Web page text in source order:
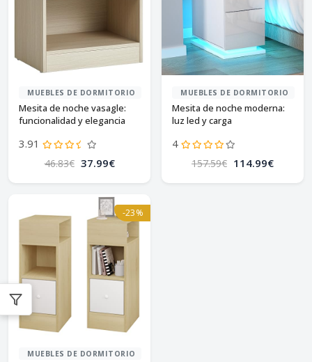
MUEBLES DE DORMITORIO
Mesita de noche vasagle:
funcionalidad y elegancia
3.91
46.83€ 37.99€
MUEBLES DE DORMITORIO
Mesita de noche moderna:
luz led y carga
4
157.59€ 114.99€
-23%
MUEBLES DE DORMITORIO